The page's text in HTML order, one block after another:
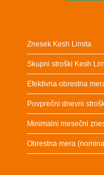
Znesek Kesh Limita
Skupni stroški Kesh
Efektivna obrestna
Povprečni dnevni
Minimalni mesečni
Obrestna mera